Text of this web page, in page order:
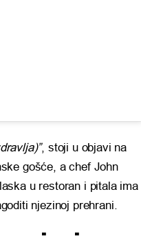
, stoji u objavi na
gošće, a chef John
u restoran i pitala ima
njezinoj prehrani.